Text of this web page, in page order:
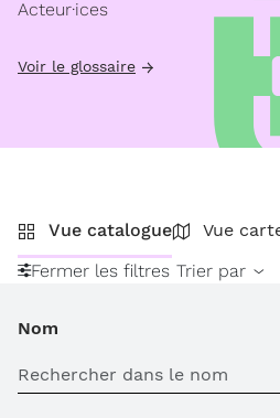
Acteur·ices
Voir le glossaire
Vue catalogue
Vue
Fermer les filtres Trier par
Nom